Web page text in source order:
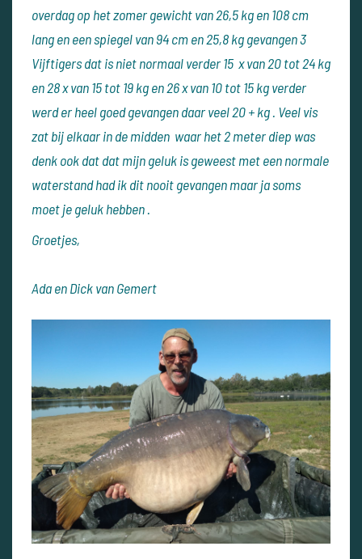
overdag op het zomer gewicht van 26,5 kg en 108 cm
lang en een spiegel van 94 cm en 25,8 kg gevangen 3
Vijftigers dat is niet normaal verder 15 x van 20 tot 24 kg
en 28 x van 15 tot 19 kg en 26 x van 10 tot 15 kg verder
werd er heel goed gevangen daar veel 20 + kg . Veel vis
zat bij elkaar in de midden waar het 2 meter diep was
denk ook dat dat mijn geluk is geweest met een normale
waterstand had ik dit nooit gevangen maar ja soms
moet je geluk hebben .
Groetjes,
Ada en Dick van Gemert